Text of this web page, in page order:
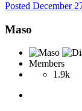
Posted December
Maso
Members
1.9k